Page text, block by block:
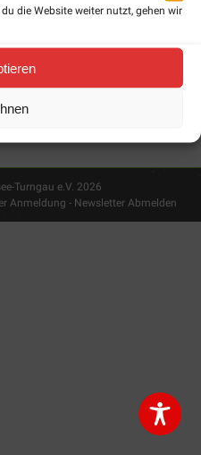
die Website weiter nutzt, gehen wir
Turngau e.V. 2026
Anmeldung - Newsletter Abmelden